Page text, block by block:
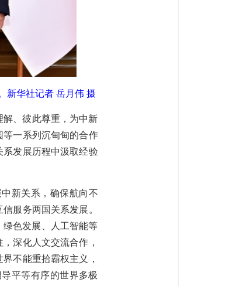
新华社记者 岳月伟 摄
、彼此尊重，为中新
一系列沉甸甸的合作
发展历程中汲取经验
新关系，确保航向不
服务两国关系发展。
色发展、人工智能等
深化人文交流合作，
不能重拾霸权主义，
平等有序的世界多极